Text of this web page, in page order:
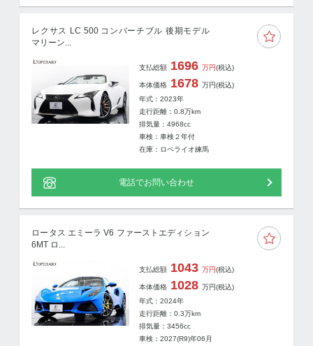
レクサス LC 500 コンバーチブル 後期モデル
マリーン...
支払総額 1696 万円(税込)
本体価格 1678 万円(税込)
年式：2023年
走行距離：0.8万km
排気量：4968cc
車検：車検２年付
在庫：ロペライオ練馬
電話でお問い合わせ
ロータス エミーラ V6 ファーストエディション
6MT ロ...
支払総額 1043 万円(税込)
本体価格 1028 万円(税込)
年式：2024年
走行距離：0.3万km
排気量：3456cc
車検：2027(R9)年06月